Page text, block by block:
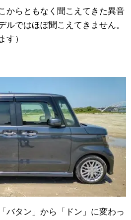
からともなく聞こえてきた異音
ルではほぼ聞こえてきません。
す）
バタン」から「ドン」に変わっ